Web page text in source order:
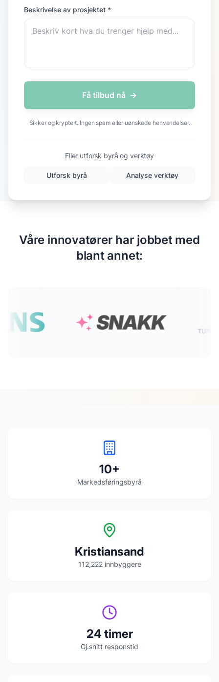
Beskrivelse av prosjektet *
Få tilbud nå →
Sikker og kryptert. Ingen spam eller uønskede henvendelser.
Eller utforsk byrå og verktøy
Utforsk byrå Analyse verktøy
Våre innovatører har jobbet med
blant annet:
10+
Markedsføringsbyrå
Kristiansand
112,222innbyggere
24 timer
Gj.snitt responstid